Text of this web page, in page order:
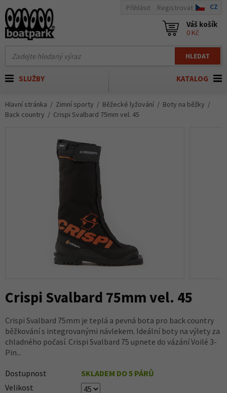
HLEDAT
Přihlásit Registrovat CZ
Váš košík
0 Kč
KATALOG
SLUŽBY
Hlavní stránka Zimní sporty Běžecké lyžování
Boty na běžky
Back country
Crispi Svalbard 75mm vel. 45
Crispi Svalbard 75mm vel. 45
Crispi Svalbard 75mm je teplá a pevná bota pro back country
běžkování s integrovanými návlekem. Ideální boty na výlety za
chladného počasí. Crispi Svalbard 75 upnete do vázání Voilé 3-
Pin...
Dostupnost
SKLADEM DO 5 PÁRŮ
Velikost